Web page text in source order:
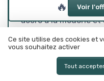
prêter ou à laisser
accro à la mouche et
les limites et tu
🔥 Voir
Ce site utilise des cookies et
vous souhaitez activer
Tout